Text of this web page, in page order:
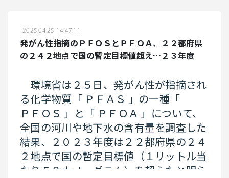
2025.04.25 14:47:11
発がん性指摘のＰＦＯＳとＰＦＯＡ、２２都府県
の２４２地点で国の暫定目標値超え…２３年度
環境省は２５日、発がん性が指摘され
る化学物質「 ＰＦＡＳ 」の一種「
ＰＦＯＳ 」と「 ＰＦＯＡ 」について、
全国の河川や地下水の含有量を調査した
結果、２０２３年度は２２都府県の２４
２地点で国の暫定目標値（１リットル当
たり５０ナノ・グラム）を超えたと明ら